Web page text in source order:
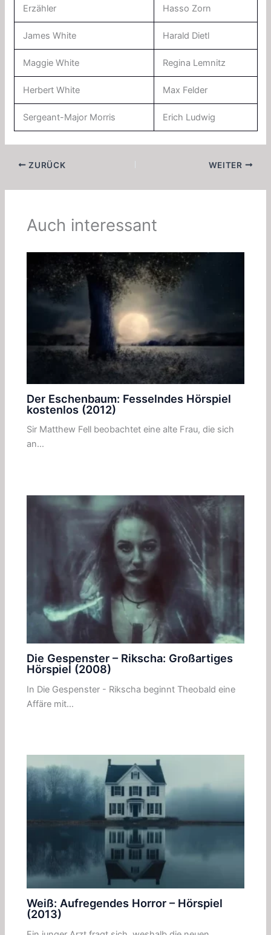
Erzähler Hasso Zorn
James White Harald Dietl
Maggie White Regina Lemnitz
Herbert White Max Felder
Sergeant-Major Morris Erich Ludwig
ZURÜCK WEITER
Auch interessant
Der Eschenbaum: Fesselndes Hörspiel
kostenlos (2012)
Sir Matthew Fell beobachtet eine alte Frau, die sich
an…
Die Gespenster – Rikscha: Großartiges
Hörspiel (2008)
In Die Gespenster - Rikscha beginnt Theobald eine
Affäre mit…
Weiß: Aufregendes Horror – Hörspiel
(2013)